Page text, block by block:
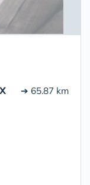
➔ 65.87 km